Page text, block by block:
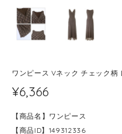
ワンピース Vネック チェック柄
¥6,366
【商品名】ワンピース
【商品ID】149312336